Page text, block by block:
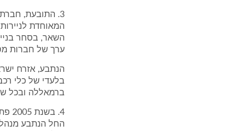
3. התובעת,
המאוחדת
השאר, בסחר
ערך של חברות
הנתבע, אזרח
בלעדי של כלי
ברמאללה ובכל
4.
החל הנתבע